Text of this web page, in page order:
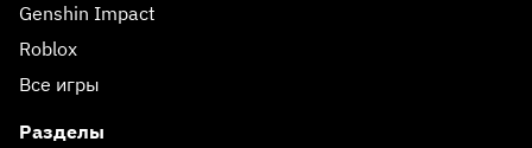
Genshin Impact
Roblox
Все игры
Разделы